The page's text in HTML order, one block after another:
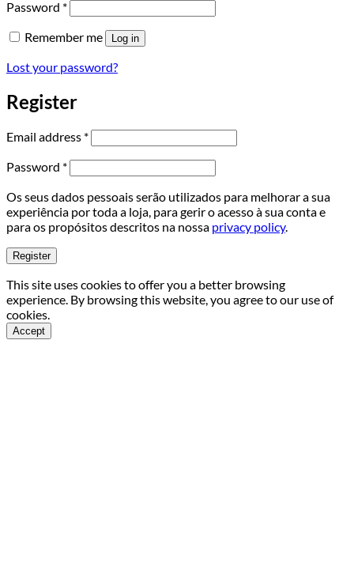
Password *Required
Remember me Log in
Lost your password?
Register
Email address *Required
Password *Required
Os seus dados pessoais serão utilizados para melhorar a sua
experiência por toda a loja, para gerir o acesso à sua conta e
para os propósitos descritos na nossa privacy policy.
Register
This site uses cookies to offer you a better browsing
experience. By browsing this website, you agree to our use of
cookies.
Accept